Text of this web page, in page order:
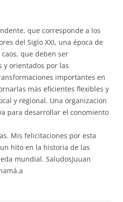
que corresponde a los
del Siglo XXI, una época de
que deben ser
y orientados por las
importantes en
más eficientes flexibles y
y regional. Una organizacion
para desarrollar el conomiento
Mis felicitaciones por esta
hito en la historia de las
mundial. SaludosJuuan